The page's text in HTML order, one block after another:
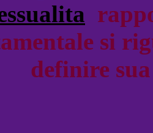
si
definire